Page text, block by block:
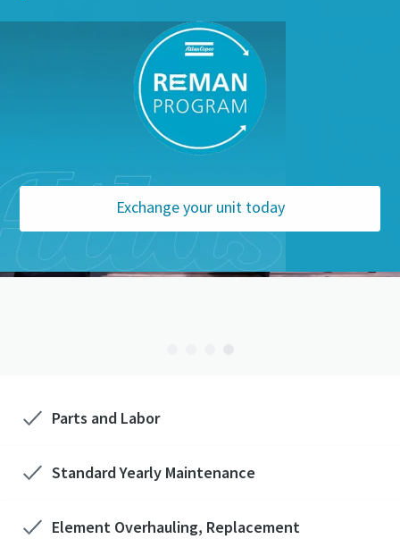
Exchange your unit today
Parts and Labor
Standard Yearly Maintenance
Element Overhauling, Replacement